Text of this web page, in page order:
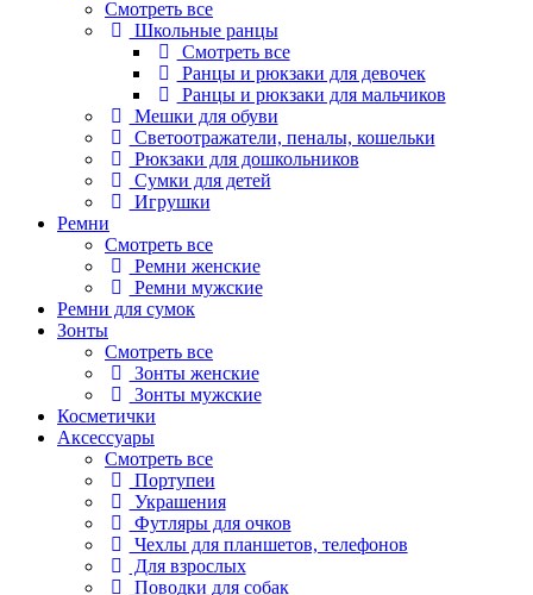
Смотреть все
Школьные ранцы
Смотреть все
Ранцы и рюкзаки для девочек
Ранцы и рюкзаки для мальчиков
Мешки для обуви
Светоотражатели, пеналы, кошельки
Рюкзаки для дошкольников
Сумки для детей
Игрушки
Ремни
Смотреть все
Ремни женские
Ремни мужские
Ремни для сумок
Зонты
Смотреть все
Зонты женские
Зонты мужские
Косметички
Аксессуары
Смотреть все
Портупеи
Украшения
Футляры для очков
Чехлы для планшетов, телефонов
Для взрослых
Поводки для собак